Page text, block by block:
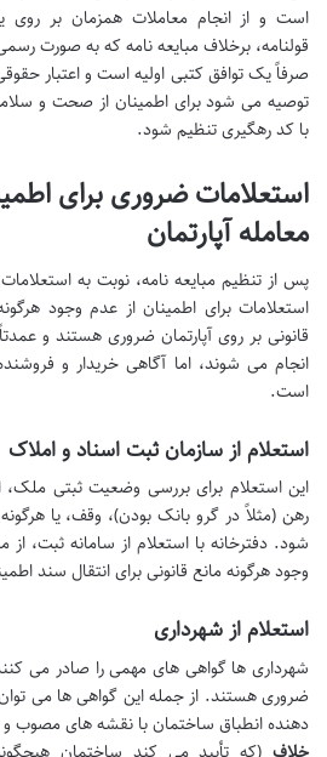
است و از انجام معاملات همزمان بر
قولنامه، برخلاف مبایعه نامه که به صورت
صرفاً یک توافق کتبی اولیه است و اعتبار
توصیه می شود برای اطمینان از صحت و
با کد رهگیری تنظیم شود.
استعلامات ضروری برای
معامله آپارتمان
پس از تنظیم مبایعه نامه، نوبت به
استعلامات برای اطمینان از عدم وجود
قانونی بر روی آپارتمان ضروری هستند و
انجام می شوند، اما آگاهی خریدار و
است.
استعلام از سازمان ثبت اسناد و املاک
این استعلام برای بررسی وضعیت ثبتی ملک،
رهن (مثلاً در گرو بانک بودن)، وقف، یا
شود. دفترخانه با استعلام از سامانه ثبت،
وجود هرگونه مانع قانونی برای انتقال سند
استعلام از شهرداری
شهرداری ها گواهی های مهمی را صادر می
ضروری هستند. از جمله این گواهی ها می
دهنده انطباق ساختمان با نقشه های مصوب